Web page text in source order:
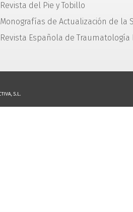
Revista del Pie y Tobillo
Monografías de Actualización de la
Revista Española de Traumatología